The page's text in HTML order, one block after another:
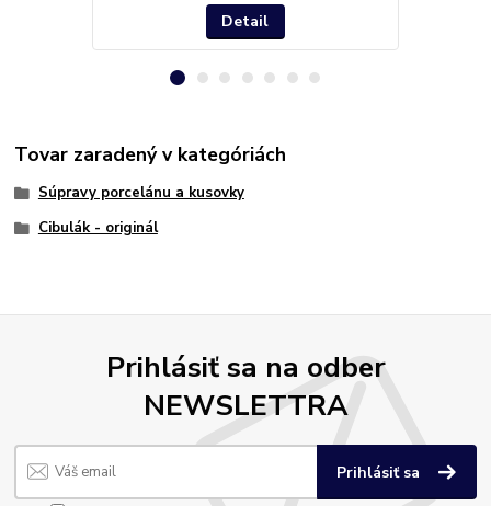
Detail
Tovar zaradený v kategóriách
Súpravy porcelánu a kusovky
Cibulák - originál
Prihlásiť sa na odber
NEWSLETTRA
Prihlásiť sa